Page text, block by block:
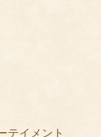
テイメント